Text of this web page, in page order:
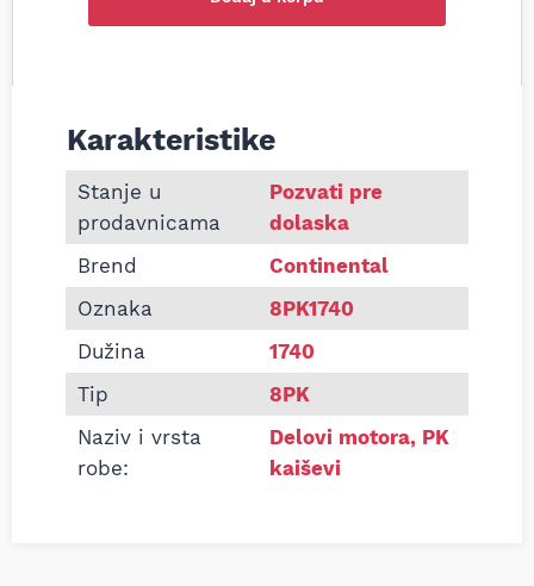
Informacije o Pk kaiš Continental 8PK1740
Karakteristike
Stanje u
prodavnicama
Pozvati pre
dolaska
Brend
Continental
Oznaka
8PK1740
Dužina
1740
Tip
8PK
Naziv i vrsta
robe:
Delovi motora, PK
kaiševi